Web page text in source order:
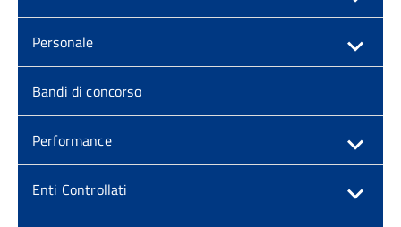
Personale
Bandi di concorso
Performance
Enti Controllati